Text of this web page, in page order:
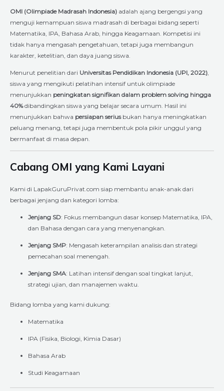
OMI (Olimpiade Madrasah Indonesia) adalah ajang bergengsi yang
menguji kemampuan siswa madrasah di berbagai bidang seperti
Matematika, IPA, Bahasa Arab, hingga Keagamaan. Kompetisi ini
tidak hanya mengasah pengetahuan, tetapi juga membangun
karakter, ketelitian, dan daya juang siswa.
Menurut penelitian dari Universitas Pendidikan Indonesia (UPI, 2022)
siswa yang mengikuti pelatihan intensif untuk olimpiade
menunjukkan peningkatan signifikan dalam problem solving hingga
40%dibandingkan siswa yang belajar secara umum. Hasil ini
menunjukkan bahwa persiapan seriusbukan hanya meningkatkan
peluang menang, tetapi juga membentuk pola pikir unggul yang
bermanfaat di masa depan.
Cabang OMI yang Kami Layani
Kami di LapakGuruPrivat.com siap membantu anak-anak dari
berbagai jenjang dan kategori lomba:
Jenjang SD: Fokus membangun dasar konsep Matematika, IPA,
dan Bahasa dengan cara yang menyenangkan.
Jenjang SMP: Mengasah keterampilan analisis dan strategi
pemecahan soal menengah.
Jenjang SMA: Latihan intensif dengan soal tingkat lanjut,
strategi ujian, dan manajemen waktu.
Bidang lomba yang kami dukung:
Matematika
IPA (Fisika, Biologi, Kimia Dasar)
Bahasa Arab
Studi Keagamaan